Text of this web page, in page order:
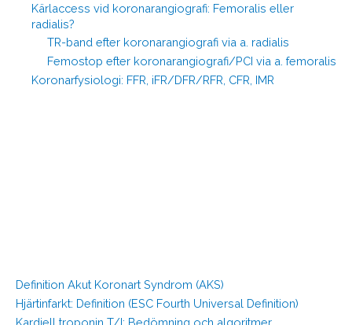
Kärlaccess vid koronarangiografi: Femoralis eller
radialis?
TR-band efter koronarangiografi via a. radialis
Femostop efter koronarangiografi/PCI via a. femoralis
Koronarfysiologi: FFR, iFR/DFR/RFR, CFR, IMR
Definition Akut Koronart Syndrom (AKS)
Hjärtinfarkt: Definition (ESC Fourth Universal Definition)
Kardiell troponin T/I: Bedömning och algoritmer